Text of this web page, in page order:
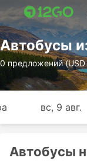
Автобусы
0 предложений (USD
вс, 9 авг.
Автобусы